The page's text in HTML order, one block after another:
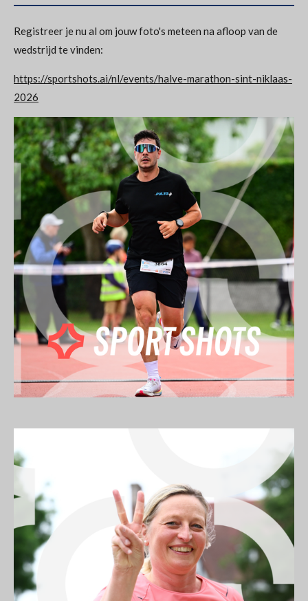
Registreer je nu al om jouw foto's meteen na afloop van de
wedstrijd te vinden:
https://sportshots.ai/nl/events/halve-marathon-sint-niklaas-
2026